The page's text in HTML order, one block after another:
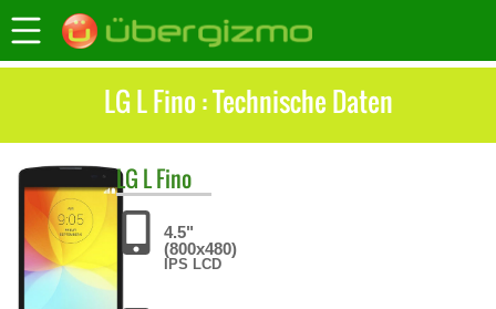
LG L Fino : Technische Daten
LG L Fino
4.5"
(800x480)
IPS LCD